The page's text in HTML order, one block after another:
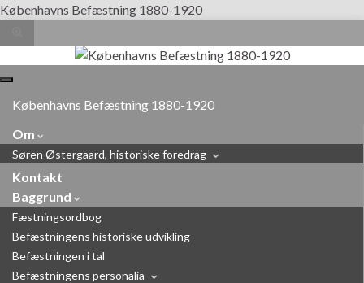
Københavns Befæstning 1880-1920
search
Search for:
Toggle
Københavns Befæstning 1880-1920
Om
Søren Østergaard, historiske foredrag
Kontakt
Baggrund
Fæstningsordbog
Befæstningens historiske udvikling
Befæstningen i tal
Befæstningens personalia